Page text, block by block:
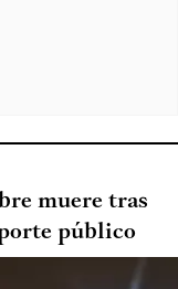
muere tras
público